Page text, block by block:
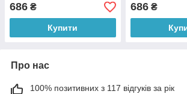
686 ₴
Купити
686₴
Про нас
100% позитивних з 117 відгуків за рік